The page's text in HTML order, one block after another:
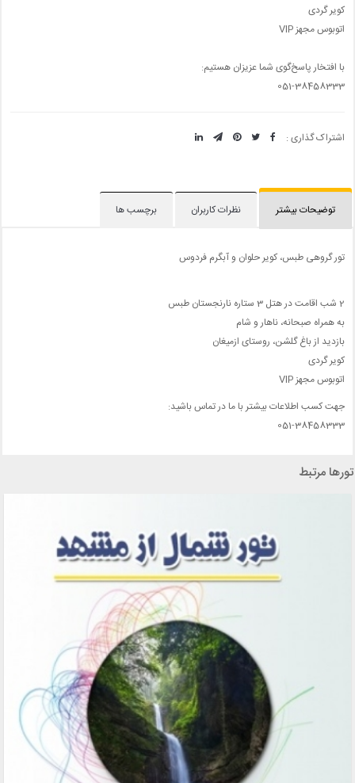
کویر گردی
اتوبوس مجهز VIP
با افتخار پاسخ‌گوی شما عزیزان هستیم:
051-38458333
اشتراک گذاری :
توضیحات بیشتر نظرات کاربران برچسب ها
تور گروهی طبس، کویر حلوان و آبگرم فردوس
2 شب اقامت در هتل 3 ستاره نارنجستان طبس
به همراه صبحانه، ناهار و شام
بازدید از باغ گلشن، روستای ازمیغان
کویر گردی
اتوبوس مجهز VIP
جهت کسب اطلاعات بیشتر با ما در تماس باشید:
051-38458333
تورها مرتبط